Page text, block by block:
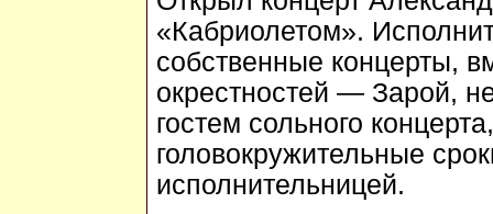
«Кабриолетом».
собственные концерты,
окрестностей — Зарой,
гостем сольного
головокружительные
исполнительницей.